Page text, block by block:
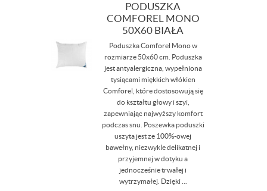
PODUSZKA
COMFOREL MONO
50X60 BIAŁA
Poduszka Comforel Mono w
rozmiarze 50x60 cm. Poduszka
jest antyalergiczna, wypełniona
tysiącami miękkich włókien
Comforel, które dostosowują się
do kształtu głowy i szyi,
zapewniając najwyższy komfort
podczas snu. Poszewka poduszki
uszyta jest ze 100%-owej
bawełny, niezwykle delikatnej i
przyjemnej w dotyku a
jednocześnie trwałej i
wytrzymałej. Dzięki ...